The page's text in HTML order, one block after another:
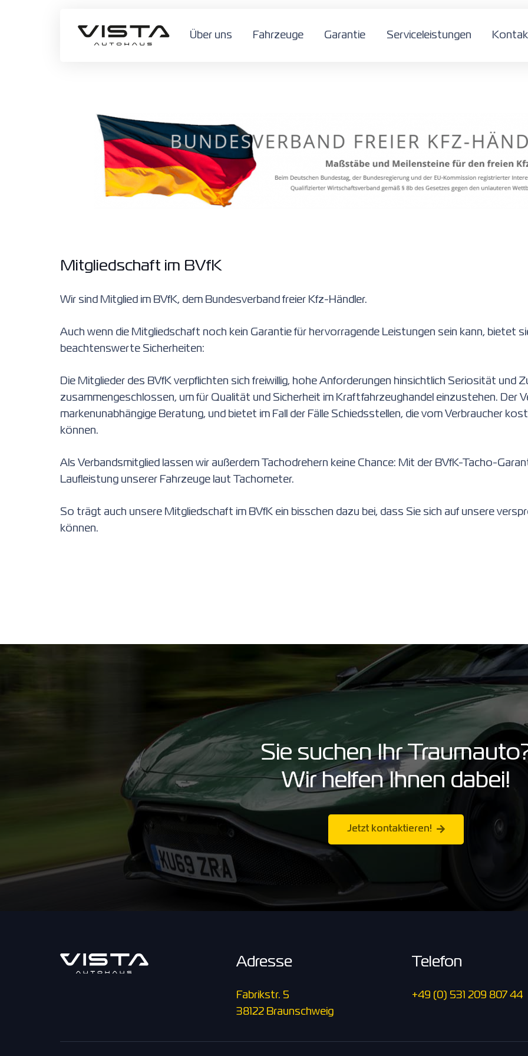
Über uns Fahrzeuge Garantie Serviceleistungen
Mitgliedschaft im BVfK
Wir sind Mitglied im BVfK, dem Bundesverband freier Kfz-Händler.
Auch wenn die Mitgliedschaft noch kein Garantie für hervorragende Leistungen sein kann, bietet
beachtenswerte Sicherheiten:
Die Mitglieder des BVfK verpflichten sich freiwillig, hohe Anforderungen hinsichtlich Seriosität und
zusammengeschlossen, um für Qualität und Sicherheit im Kraftfahrzeughandel einzustehen. Der
markenunabhängige Beratung, und bietet im Fall der Fälle Schiedsstellen, die vom Verbraucher
können.
Als Verbandsmitglied lassen wir außerdem Tachodrehern keine Chance: Mit der BVfK-Tacho-
Laufleistung unserer Fahrzeuge laut Tachometer.
So trägt auch unsere Mitgliedschaft im BVfK ein bisschen dazu bei, dass Sie sich auf unsere
können.
Sie suchen Ihr
Wir helfen Ihnen dabei!
Jetzt kontaktieren!
Adresse
Fabrikstr. 5
38122 Braunschweig
Telefon
+49 (0) 531 209 807 44